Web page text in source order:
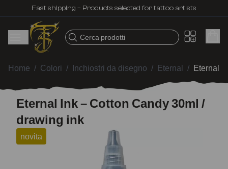
Fast shipping – Products selected for tattoo artists
Cerca prodotti
Home / Colori / Inchiostri da disegno / Eternal / Eternal
Eternal Ink – Cotton Candy 30ml /
drawing ink
novita